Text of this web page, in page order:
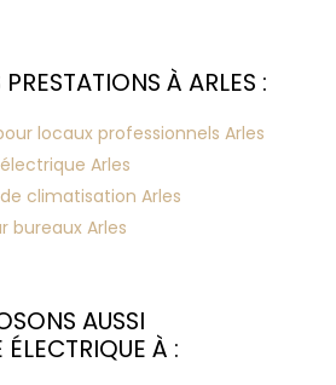
À ARLES :
locaux professionnels Arles
Arles
climatisation Arles
bureaux Arles
AUSSI
À :